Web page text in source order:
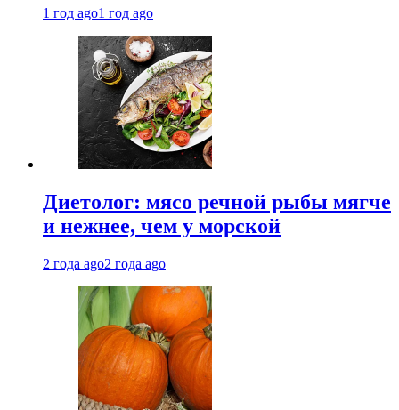
1 год ago1 год ago
Диетолог: мясо речной рыбы мягче
и нежнее, чем у морской
2 года ago2 года ago